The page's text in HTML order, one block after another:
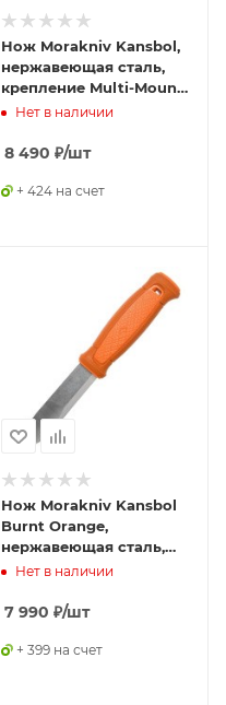
Нож Morakniv Kansbol,
нержавеющая сталь,
крепление Multi-Mount,
12645S
Нет в наличии
8 490 ₽/шт
+ 424 на счет
Нож Morakniv Kansbol
Burnt Orange,
нержавеющая сталь,
крепление Multi-Mount,
Нет в наличии
7 990 ₽/шт
+ 399 на счет